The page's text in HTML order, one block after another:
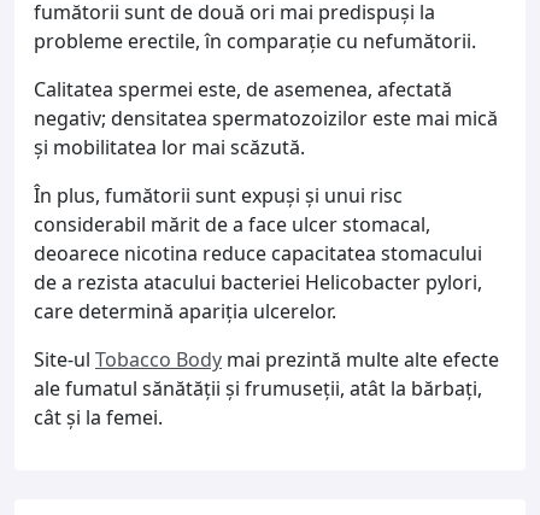
fumătorii sunt de două ori mai predispuşi la
probleme erectile, în comparaţie cu nefumătorii.
Calitatea spermei este, de asemenea, afectată
negativ; densitatea spermatozoizilor este mai mică
şi mobilitatea lor mai scăzută.
În plus, fumătorii sunt expuşi şi unui risc
considerabil mărit de a face ulcer stomacal,
deoarece nicotina reduce capacitatea stomacului
de a rezista atacului bacteriei Helicobacter pylori,
care determină apariţia ulcerelor.
Site-ul Tobacco Body mai prezintă multe alte efecte
ale fumatul sănătăţii şi frumuseţii, atât la bărbaţi,
cât şi la femei.